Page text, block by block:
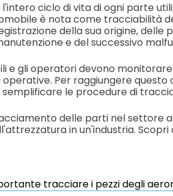
ciclo di vita di ogni parte
è nota come tracciabilità
della sua origine, delle
e del successivo
e gli operatori devono
Per raggiungere
semplificare le procedure di
delle parti nel settore
in un'industria. Scopri
tracciare i pezzi degli